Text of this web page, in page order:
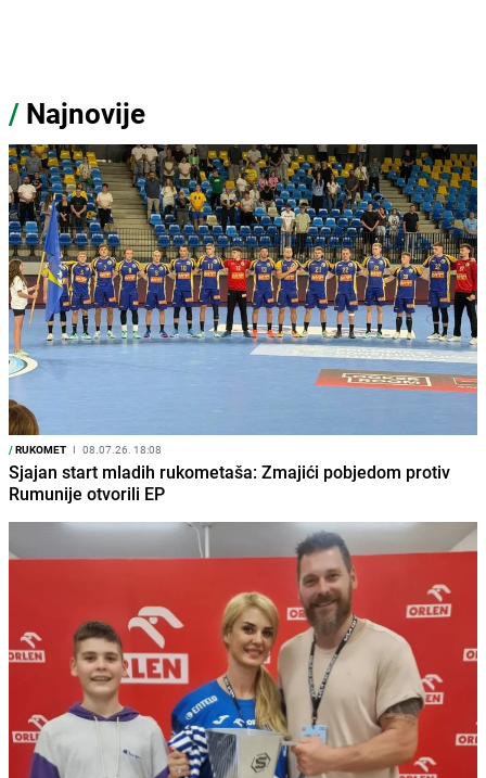
/ Najnovije
/RUKOMET I 08.07.26. 18:08
Sjajan start mladih rukometaša: Zmajići pobjedom protiv
Rumunije otvorili EP